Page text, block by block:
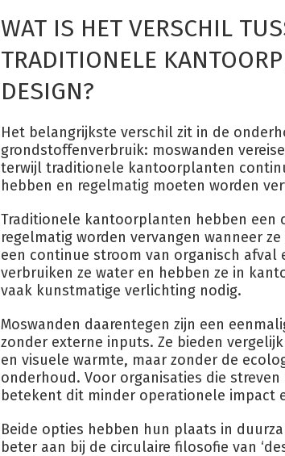
WAT IS HET VERSCHIL
TRADITIONELE
DESIGN?
Het belangrijkste verschil zit in de
grondstoffenverbruik: moswanden
terwijl traditionele kantoorplanten
hebben en regelmatig moeten worden
Traditionele kantoorplanten hebben een
regelmatig worden vervangen wanneer
een continue stroom van organisch
verbruiken ze water en hebben ze in
vaak kunstmatige verlichting nodig.
Moswanden daarentegen zijn een
zonder externe inputs. Ze bieden
en visuele warmte, maar zonder de
onderhoud. Voor organisaties die
betekent dit minder operationele impact
Beide opties hebben hun plaats in
beter aan bij de circulaire filosofie van